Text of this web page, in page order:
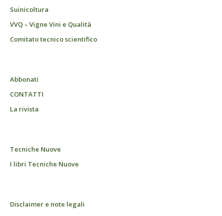
Suinicoltura
VVQ – Vigne Vini e Qualità
Comitato tecnico scientifico
Abbonati
CONTATTI
La rivista
Tecniche Nuove
I libri Tecniche Nuove
Disclaimer e note legali